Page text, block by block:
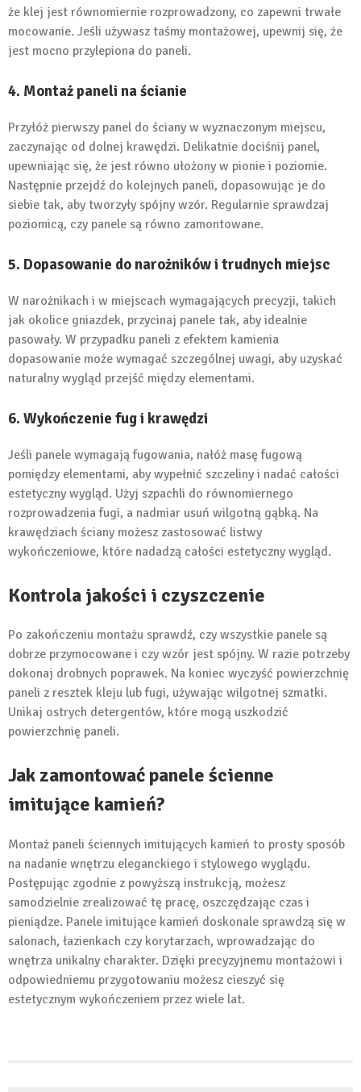
że klej jest równomiernie rozprowadzony, co zapewni trwałe
mocowanie. Jeśli używasz taśmy montażowej, upewnij się, że
jest mocno przylepiona do paneli.
4. Montaż paneli na ścianie
Przyłóż pierwszy panel do ściany w wyznaczonym miejscu,
zaczynając od dolnej krawędzi. Delikatnie dociśnij panel,
upewniając się, że jest równo ułożony w pionie i poziomie.
Następnie przejdź do kolejnych paneli, dopasowując je do
siebie tak, aby tworzyły spójny wzór. Regularnie sprawdzaj
poziomicą, czy panele są równo zamontowane.
5. Dopasowanie do narożników i trudnych miejsc
W narożnikach i w miejscach wymagających precyzji, takich
jak okolice gniazdek, przycinaj panele tak, aby idealnie
pasowały. W przypadku paneli z efektem kamienia
dopasowanie może wymagać szczególnej uwagi, aby uzyskać
naturalny wygląd przejść między elementami.
6. Wykończenie fug i krawędzi
Jeśli panele wymagają fugowania, nałóż masę fugową
pomiędzy elementami, aby wypełnić szczeliny i nadać całości
estetyczny wygląd. Użyj szpachli do równomiernego
rozprowadzenia fugi, a nadmiar usuń wilgotną gąbką. Na
krawędziach ściany możesz zastosować listwy
wykończeniowe, które nadadzą całości estetyczny wygląd.
Kontrola jakości i czyszczenie
Po zakończeniu montażu sprawdź, czy wszystkie panele są
dobrze przymocowane i czy wzór jest spójny. W razie potrzeby
dokonaj drobnych poprawek. Na koniec wyczyść powierzchnię
paneli z resztek kleju lub fugi, używając wilgotnej szmatki.
Unikaj ostrych detergentów, które mogą uszkodzić
powierzchnię paneli.
Jak zamontować panele ścienne
imitujące kamień?
Montaż paneli ściennych imitujących kamień to prosty sposób
na nadanie wnętrzu eleganckiego i stylowego wyglądu.
Postępując zgodnie z powyższą instrukcją, możesz
samodzielnie zrealizować tę pracę, oszczędzając czas i
pieniądze. Panele imitujące kamień doskonale sprawdzą się w
salonach, łazienkach czy korytarzach, wprowadzając do
wnętrza unikalny charakter. Dzięki precyzyjnemu montażowi i
odpowiedniemu przygotowaniu możesz cieszyć się
estetycznym wykończeniem przez wiele lat.